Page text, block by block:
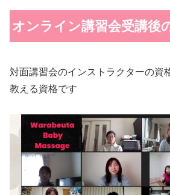
オンライン講習会受講後
対面講習会のインストラクターの資
教える資格です